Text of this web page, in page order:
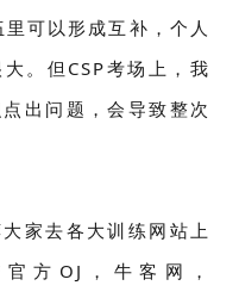
可以形成互补，个人
。但CSP考场上，我
出问题，会导致整次
家去各大训练网站上
方OJ，牛客网，